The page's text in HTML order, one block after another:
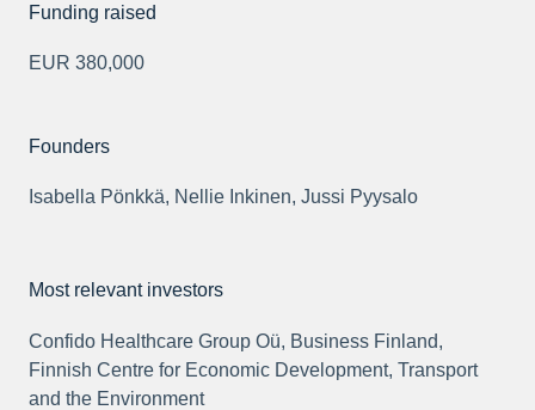
Funding raised
EUR 380,000
Founders
Isabella Pönkkä, Nellie Inkinen, Jussi Pyysalo
Most relevant investors
Confido Healthcare Group Oü, Business Finland,
Finnish Centre for Economic Development, Transport
and the Environment